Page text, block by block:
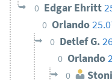
0 Edgar Ehritt
0 Orlando
0 Detlef G.
0 Orlando
0